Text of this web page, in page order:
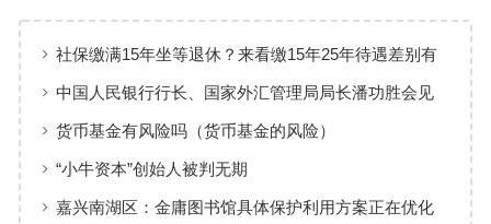
社保缴满15年坐等退休？来看缴15年25年待遇差别有
多大
中国人民银行行长、国家外汇管理局局长潘功胜会见
美国保尔森基金会主席亨利·保尔森
货币基金有风险吗（货币基金的风险）
“小牛资本”创始人被判无期
嘉兴南湖区：金庸图书馆具体保护利用方案正在优化